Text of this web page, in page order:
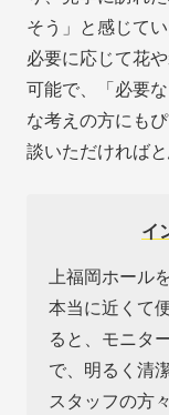
そう」と感じて
必要に応じて花
可能で、「必要
な考えの方にも
談いただければと
イ
上福岡ホール
本当に近くて
ると、モニタ
で、明るく清
スタッフの方